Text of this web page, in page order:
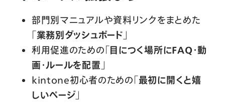
部門別マニュアルや資料リンクをまとめた
「業務別ダッシュボード 」
利用促進のための「目につく場所にFAQ・動
画・ルールを配置 」
kintone初心者のための「最初に開くと嬉
しいページ 」